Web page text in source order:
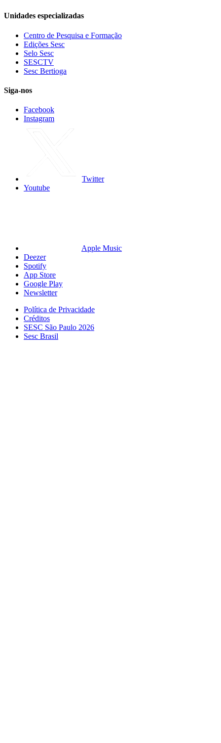
Unidades especializadas
Centro de Pesquisa e Formação
Edições Sesc
Selo Sesc
SESCTV
Sesc Bertioga
Siga-nos
Facebook
Instagram
Twitter
Youtube
Apple Music
Deezer
Spotify
App Store
Google Play
Newsletter
Política de Privacidade
Créditos
SESC São Paulo 2026
Sesc Brasil